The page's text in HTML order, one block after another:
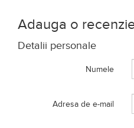
Adauga o
Detalii personale
Numele
Adresa de e-mail